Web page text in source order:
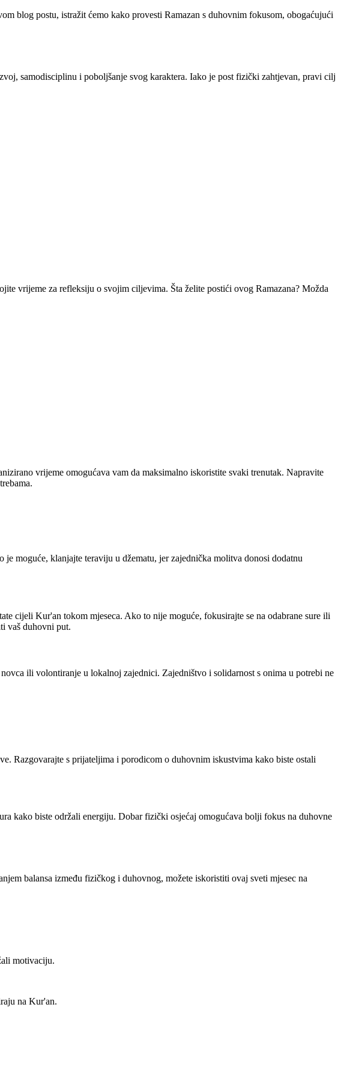
blog postu, istražit ćemo kako provesti Ramazan s duhovnim fokusom, obogaćujući
samodisciplinu i poboljšanje svog karaktera. Iako je post fizički zahtjevan, pravi cilj
vrijeme za refleksiju o svojim ciljevima. Šta želite postići ovog Ramazana? Možda
vrijeme omogućava vam da maksimalno iskoristite svaki trenutak. Napravite
moguće, klanjajte teraviju u džematu, jer zajednička molitva donosi dodatnu
cijeli Kur'an tokom mjeseca. Ako to nije moguće, fokusirajte se na odabrane sure ili
vaš duhovni put.
ili volontiranje u lokalnoj zajednici. Zajedništvo i solidarnost s onima u potrebi ne
Razgovarajte s prijateljima i porodicom o duhovnim iskustvima kako biste ostali
kako biste održali energiju. Dobar fizički osjećaj omogućava bolji fokus na duhovne
balansa između fizičkog i duhovnog, možete iskoristiti ovaj sveti mjesec na
motivaciju.
na Kur'an.